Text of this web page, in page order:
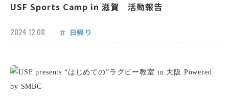
USF Sports Camp in 滋賀 活動報告
2024.12.08 日帰り